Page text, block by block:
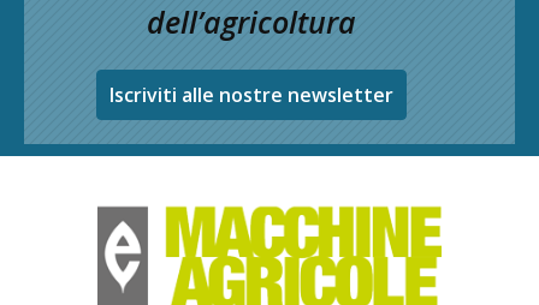
dell’agricoltura
Iscriviti alle nostre newsletter